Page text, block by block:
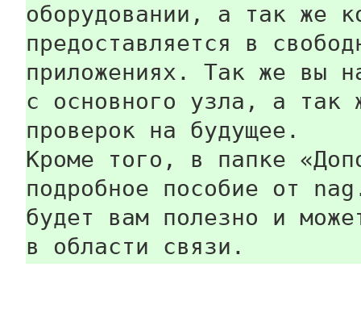
оборудовании, а так же
предоставляется в
приложениях. Так же вы
с основного узла, а так
проверок на будущее.
Кроме того, в папке
подробное пособие от
будет вам полезно и
в области связи.